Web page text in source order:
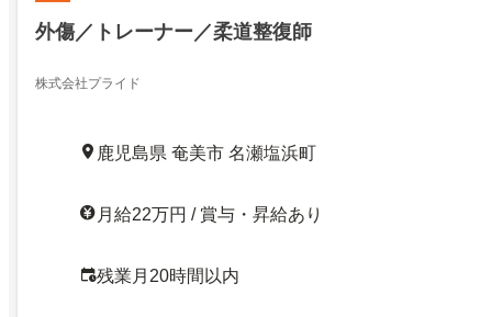
外傷／トレーナー／柔道整復師
株式会社プライド
鹿児島県 奄美市 名瀬塩浜町
月給22万円 / 賞与・昇給あり
残業月20時間以内